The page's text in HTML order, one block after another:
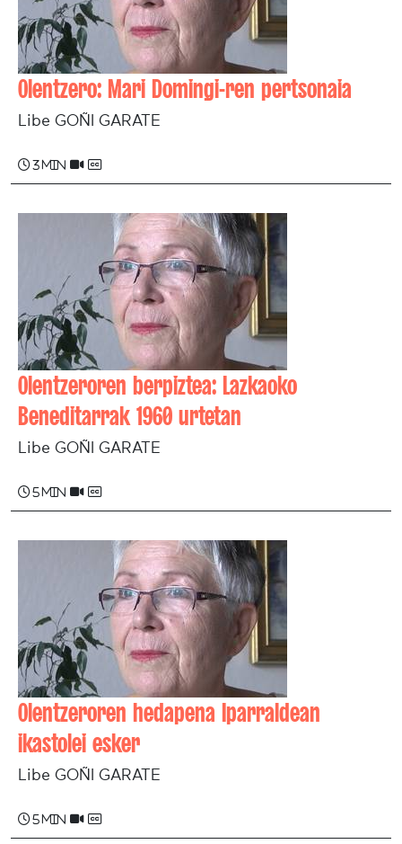
Olentzero: Mari Domingi-ren pertsonaia
Libe GOÑI GARATE
3 min
Olentzeroren berpiztea: Lazkaoko
Beneditarrak 1960 urtetan
Libe GOÑI GARATE
5 min
Olentzeroren hedapena Iparraldean
ikastolei esker
Libe GOÑI GARATE
5 min